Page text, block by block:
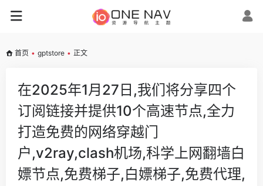
首页 • gptstore • 正文
在2025年1月27日,我们将分享四个
订阅链接并提供10个高速节点,全力
打造免费的网络穿越门
户,v2ray,clash机场,科学上网翻墙白
嫖节点,免费梯子,白嫖梯子,免费代理,